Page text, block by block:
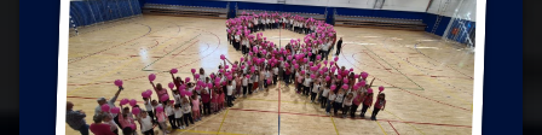
Željko Krznarić
Mario Lovreković